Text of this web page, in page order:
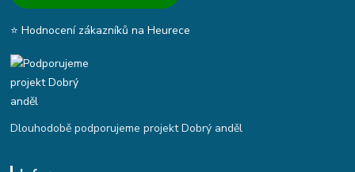
⭐ Hodnocení zákazníků na Heurece
Dlouhodobě podporujeme projekt Dobrý anděl